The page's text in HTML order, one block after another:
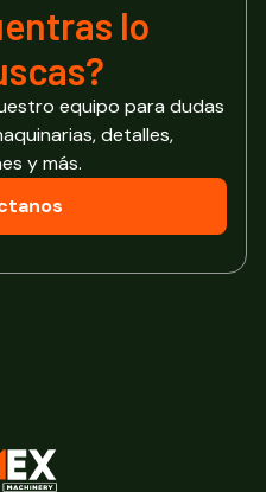
lo
equipo para dudas
detalles,
y más.